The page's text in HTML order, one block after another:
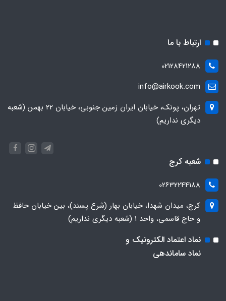
ارتباط با ما
02128421288
info@airkook.com
تهران، پونک، خیابان ایران زمین جنوبی، خیابان 22 بهمن (شعبه
دیگری نداریم)
شعبه کرج
02632244188
کرج، میدان شهدا، خیابان بهار (شرع پسند)، بین خیابان حافظ
و حاج قاسمی، واحد ۱ (شعبه دیگری نداریم)
نماد اعتماد الکترونیک و
نماد ساماندهی